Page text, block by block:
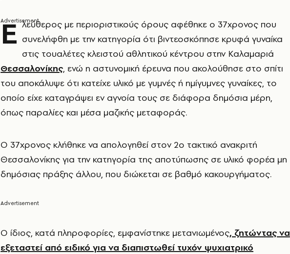
Ε λεύθερος με περιοριστικούς όρους αφέθηκε ο 37χρονος που
συνελήφθη με την κατηγορία ότι βιντεοσκόπησε κρυφά γυναίκα
στις τουαλέτες κλειστού αθλητικού κέντρου στην Καλαμαριά
Θεσσαλονίκης, ενώ η αστυνομική έρευνα που ακολούθησε στο σπίτι
του αποκάλυψε ότι κατείχε υλικό με γυμνές ή ημίγυμνες γυναίκες, το
οποίο είχε καταγράψει εν αγνοία τους σε διάφορα δημόσια μέρη,
όπως παραλίες και μέσα μαζικής μεταφοράς.
Ο 37χρονος κλήθηκε να απολογηθεί στον 2ο τακτικό ανακριτή
Θεσσαλονίκης για την κατηγορία της αποτύπωσης σε υλικό φορέα μη
δημόσιας πράξης άλλου, που διώκεται σε βαθμό κακουργήματος.
Ο ίδιος, κατά πληροφορίες, εμφανίστηκε μετανιωμένος, ζητώντας να
εξεταστεί από ειδικό για να διαπιστωθεί τυχόν ψυχιατρικό